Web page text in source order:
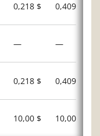
0,218 $ 0,409 $
— —
0,218 $ 0,409 $
10,00 $ 10,00 $